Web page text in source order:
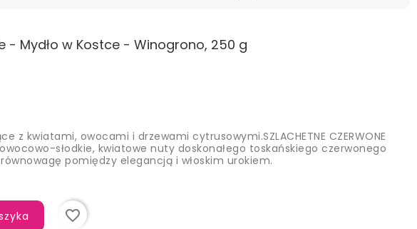
- Mydło w Kostce - Winogrono, 250 g
z kwiatami, owocami i drzewami cytrusowymi.SZLACHETNE CZERWONE
owocowo-słodkie, kwiatowe nuty doskonałego toskańskiego czerwonego
pomiędzy elegancją i włoskim urokiem.
favorite_border